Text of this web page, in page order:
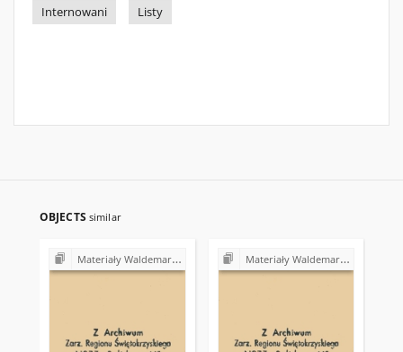
Internowani
Listy
OBJECTS similar
Materiały Waldemara Gałązki (1978-1982) Materiały Waldemara Gałązki (1978-1982)